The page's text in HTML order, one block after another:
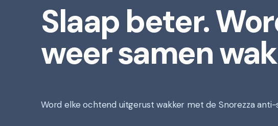
Slaap beter.
weer samen
Word elke ochtend uitgerust wakker met de Snorezza anti-